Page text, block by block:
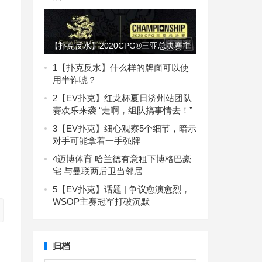
【扑克反水】2020CPG®三亚总决赛主
赛资格卡使用须知
1 【扑克反水】什么样的牌面可以使
用半诈唬？
2 【EV扑克】红龙杯夏日济州站团队
赛欢乐来袭 “走啊，组队搞事情去！”
3 【EV扑克】细心观察5个细节，暗示
对手可能拿着一手强牌
4迈博体育 哈兰德有意租下博格巴豪
宅 与曼联两后卫当邻居
5 【EV扑克】话题 | 争议愈演愈烈，
WSOP主赛冠军打破沉默
归档